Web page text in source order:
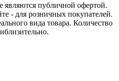
являются публичной офертой.
- для розничных покупателей.
вида товара. Количество